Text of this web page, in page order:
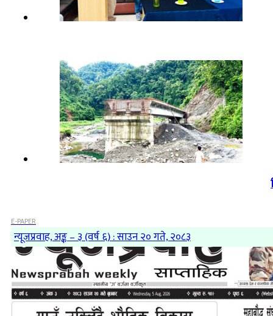
E-PAPER
न्यूजप्रवाह, अङ्क – ३ (वर्ष ६) : साउन २० गते, २०८३